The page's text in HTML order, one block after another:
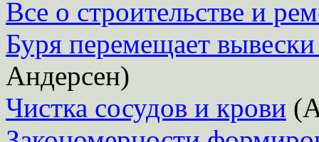
Все о строительстве и
Буря перемещает вывески
Андерсен)
Чистка сосудов и крови